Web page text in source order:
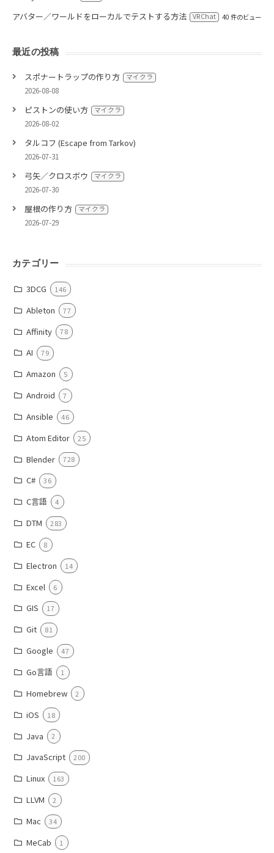
アバター／ワールドをローカルでテストする方法 VRChat 40 件のビュー
最近の投稿
スポナートラップの作り方 マイクラ
2026-08-08
ピストンの使い方 マイクラ
2026-08-02
タルコフ (Escape from Tarkov)
2026-07-31
弓矢／クロスボウ マイクラ
2026-07-30
屋根の作り方 マイクラ
2026-07-29
カテゴリー
3DCG 146
Ableton 77
Affinity 78
AI 79
Amazon 5
Android 7
Ansible 46
Atom Editor 25
Blender 728
C# 36
C言語 4
DTM 283
EC 8
Electron 14
Excel 6
GIS 17
Git 81
Google 47
Go言語 1
Homebrew 2
iOS 18
Java 2
JavaScript 200
Linux 163
LLVM 2
Mac 34
MeCab 1